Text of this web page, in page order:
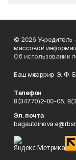
© 2026 Учредитель
массовой
Об использовании
Баш мөхәррир Э. Ф.
Телефон
8(34770)2-00-05;
Эл. почта